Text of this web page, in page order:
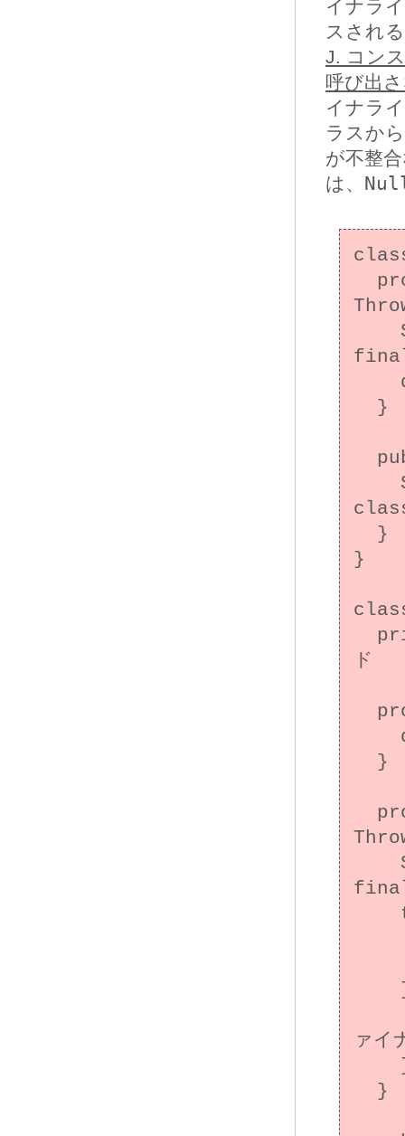
イナラ
スされ
J. コン
呼び出
イナラ
ラスか
が不整
は、
}
ド
ァイ